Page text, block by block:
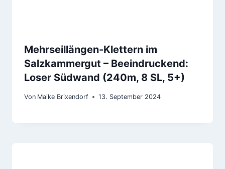
Mehrseillängen-Klettern im
Salzkammergut – Beeindruckend:
Loser Südwand (240m, 8 SL, 5+)
Von Maike Brixendorf 13. September 2024